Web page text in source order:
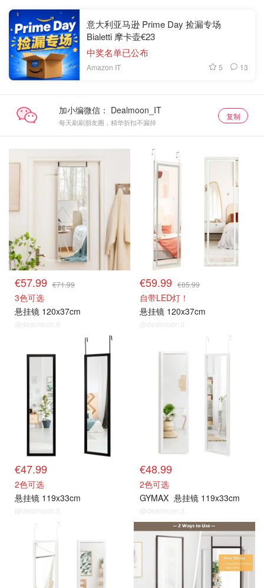
意大利亚马逊 Prime Day 捡漏专场
Bialetti 摩卡壶€23
中奖名单已公布
Amazon IT 5 13
加小编微信：
每天刷刷朋友圈，精华折扣不漏掉
复制
€57.99 €71.99
3色可选
悬挂镜 120x37cm
@dealmoon.it
€59.99 €85.99
自带LED灯！
悬挂镜 120x37cm
@dealmoon.it
€47.99
2色可选
悬挂镜 119x33cm
@dealmoon.it
€48.99
2色可选
GYMAX 悬挂镜 119x33cm
@dealmoon.it